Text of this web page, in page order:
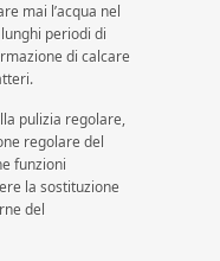
mai l’acqua nel
periodi di
di calcare
pulizia regolare,
regolare del
funzioni
la sostituzione
del